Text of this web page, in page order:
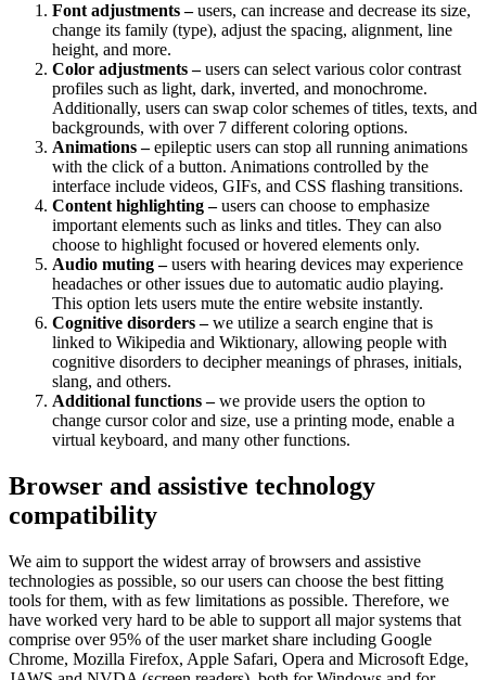
Font adjustments –users, can increase and decrease its size,
change its family (type), adjust the spacing, alignment, line
height, and more.
Color adjustments –users can select various color contrast
profiles such as light, dark, inverted, and monochrome.
Additionally, users can swap color schemes of titles, texts, and
backgrounds, with over 7 different coloring options.
Animations –epileptic users can stop all running animations
with the click of a button. Animations controlled by the
interface include videos, GIFs, and CSS flashing transitions.
Content highlighting –users can choose to emphasize
important elements such as links and titles. They can also
choose to highlight focused or hovered elements only.
Audio muting –users with hearing devices may experience
headaches or other issues due to automatic audio playing.
This option lets users mute the entire website instantly.
Cognitive disorders –we utilize a search engine that is
linked to Wikipedia and Wiktionary, allowing people with
cognitive disorders to decipher meanings of phrases, initials,
slang, and others.
Additional functions –we provide users the option to
change cursor color and size, use a printing mode, enable a
virtual keyboard, and many other functions.
Browser and assistive technology
compatibility
We aim to support the widest array of browsers and assistive
technologies as possible, so our users can choose the best fitting
tools for them, with as few limitations as possible. Therefore, we
have worked very hard to be able to support all major systems that
comprise over 95% of the user market share including Google
Chrome, Mozilla Firefox, Apple Safari, Opera and Microsoft Edge,